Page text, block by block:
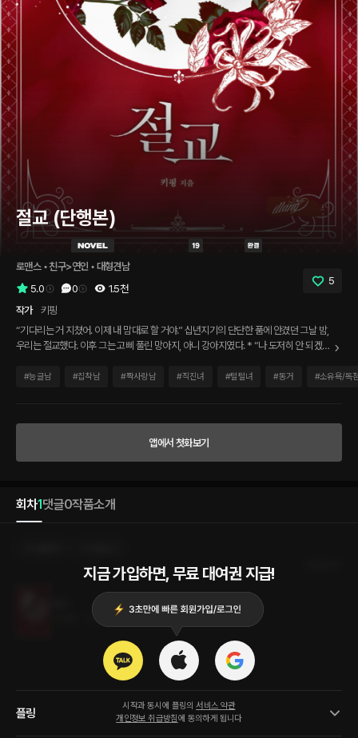
절교 (단행본)
로맨스 • 친구>연인 • 대형견남
5.0
0 1.5천
5
작가
키핑
“기다리는 거 지쳤어. 이제 내 맘대로 할 거야.” 십년지기의 단단한 품에 안겼던 그날 밤,
우리는 절교했다. 이후 그는 고삐 풀린 망아지, 아니 강아지였다. * “나 도저히 안 되겠
그러고 보니 최근 서주를 제때 재운 적이 없었다. 티브이를 보고 있는 서주의 뒤통수를
할게. 밤에는 조용히 잠만 잘게.” 그래. 이 정도면 많이 수용한 거였다. “그럼 당장 해야겠
#능글남 #집착남 #짝사랑남 #직진녀 #털털녀 #동거 #소유욕/독
앱에서 첫화보기
회차1댓글0작품소개
지금 가입하면, 무료 대여권 지급!
시작과 동시에 플링의 서비스 약관
개인정보 취급방침에 동의하게 됩니다
2023.08.02
플링